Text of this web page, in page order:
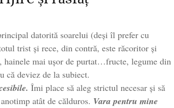
datorită soarelui (deși îl prefer cu
trist și rece, din contră, este răcoritor și
hainele mai ușor de purtat…fructe, legume din
deviez de la subiect.
Îmi place să aleg strictul necesar și să
atât de călduros. Vara pentru mine